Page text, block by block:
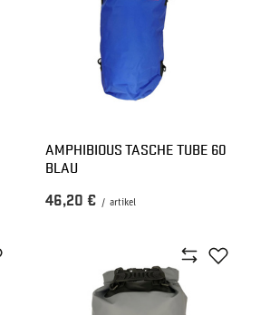
AMPHIBIOUS TASCHE TUBE 60
BLAU
46,20 € / artikel